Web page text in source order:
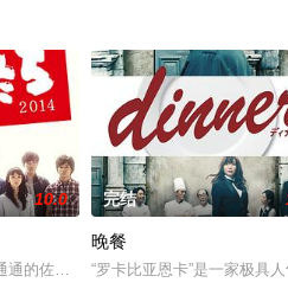
10.0
通的佐藤家兄妹相守度日。初中毕业干
完结
晚餐
“罗卡比亚恩卡”是一家极具